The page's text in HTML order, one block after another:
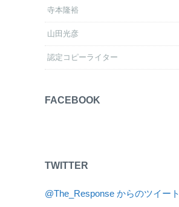
寺本隆裕
山田光彦
認定コピーライター
FACEBOOK
TWITTER
@The_Response からのツイート